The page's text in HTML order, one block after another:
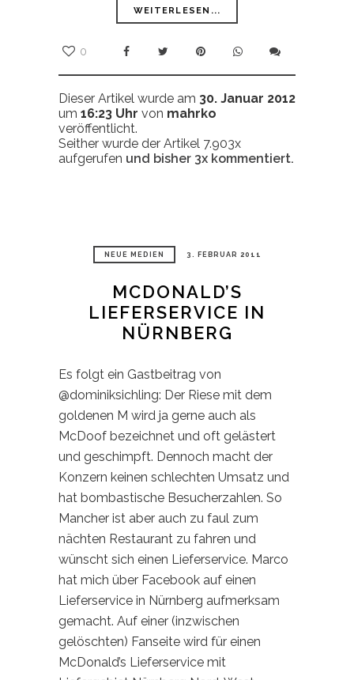
WEITERLESEN...
0
Dieser Artikel wurde am 30. Januar 2012
um 16:23 Uhr von mahrko
veröffentlicht.
Seither wurde der Artikel 7.903x
aufgerufen und bisher 3x kommentiert.
NEUE MEDIEN 3. FEBRUAR 2011
MCDONALD’S
LIEFERSERVICE IN
NÜRNBERG
Es folgt ein Gastbeitrag von
@dominiksichling: Der Riese mit dem
goldenen M wird ja gerne auch als
McDoof bezeichnet und oft gelästert
und geschimpft. Dennoch macht der
Konzern keinen schlechten Umsatz und
hat bombastische Besucherzahlen. So
Mancher ist aber auch zu faul zum
nächten Restaurant zu fahren und
wünscht sich einen Lieferservice. Marco
hat mich über Facebook auf einen
Lieferservice in Nürnberg aufmerksam
gemacht. Auf einer (inzwischen
gelöschten) Fanseite wird für einen
McDonald’s Lieferservice mit